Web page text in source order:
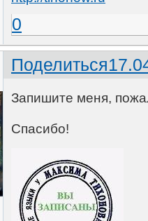
0
Поделиться
Запишите меня,
Спасибо!